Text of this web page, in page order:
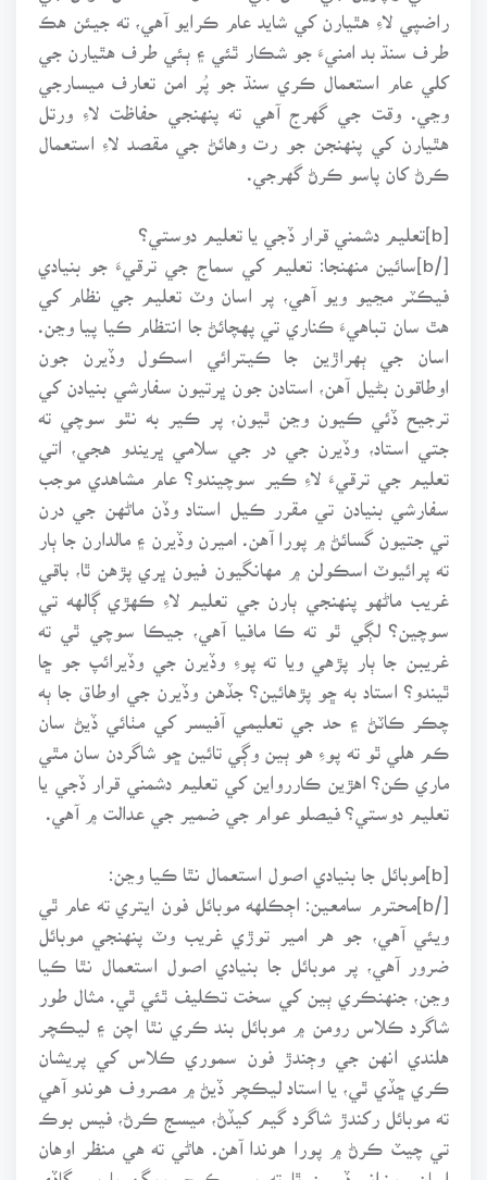
راضپي لاءِ هٿيارن کي شايد عام ڪرايو آهي، ته جيئن هڪ
طرف سنڌ بد امنيءَ جو شڪار ٿئي ۽ ٻئي طرف هٿيارن جي
کلي عام استعمال ڪري سنڌ جو پُر امن تعارف ميسارجي
وڃي. وقت جي گهرج آهي ته پنهنجي حفاظت لاءِ ورتل
هٿيارن کي پنهنجن جو رت وهائڻ جي مقصد لاءِ استعمال
ڪرڻ کان پاسو ڪرڻ گهرجي.
[b]تعليم دشمني قرار ڏجي يا تعليم دوستي؟
[/b]سائين منهنجا: تعليم کي سماج جي ترقيءَ جو بنيادي
فيڪٽر مڃيو ويو آهي، پر اسان وٽ تعليم جي نظام کي
هٿ سان تباهيءَ ڪناري تي پهچائڻ جا انتظام ڪيا پيا وڃن.
اسان جي ٻهراڙين جا ڪيترائي اسڪول وڏيرن جون
اوطاقون بڻيل آهن، استادن جون ڀرتيون سفارشي بنيادن کي
ترجيح ڏئي ڪيون وڃن ٿيون، پر ڪير به نٿو سوچي ته
جتي استاد، وڏيرن جي در جي سلامي ڀريندو هجي، اتي
تعليم جي ترقيءَ لاءِ ڪير سوچيندو؟ عام مشاهدي موجب
سفارشي بنيادن تي مقرر ڪيل استاد وڏن ماڻهن جي درن
تي جتيون گسائڻ ۾ پورا آهن. اميرن وڏيرن ۽ مالدارن جا ٻار
ته پرائيوٽ اسڪولن ۾ مهانگيون فيون ڀري پڙهن ٿا، باقي
غريب ماڻهو پنهنجي ٻارن جي تعليم لاءِ ڪهڙي ڳالهه تي
سوچين؟ لڳي ٿو ته ڪا مافيا آهي، جيڪا سوچي ٿي ته
غريبن جا ٻار پڙهي ويا ته پوءِ وڏيرن جي وڏيرائپ جو ڇا
ٿيندو؟ استاد به ڇو پڙهائين؟ جڏهن وڏيرن جي اوطاق جا ٻه
چڪر ڪاٽڻ ۽ حد جي تعليمي آفيسر کي مٺائي ڏيڻ سان
ڪم هلي ٿو ته پوءِ هو ٻين وڳي تائين ڇو شاگردن سان مٿي
ماري ڪن؟ اهڙين ڪاررواين کي تعليم دشمني قرار ڏجي يا
تعليم دوستي؟ فيصلو عوام جي ضمير جي عدالت ۾ آهي.
[b]موبائل جا بنيادي اصول استعمال نٿا ڪيا وڃن:
[/b]محترم سامعين: اڄڪلهه موبائل فون ايتري ته عام ٿي
ويئي آهي، جو هر امير توڙي غريب وٽ پنهنجي موبائل
ضرور آهي، پر موبائل جا بنيادي اصول استعمال نٿا ڪيا
وڃن، جنهنڪري ٻين کي سخت تڪليف ٿئي ٿي. مثال طور
شاگرد ڪلاس رومن ۾ موبائل بند ڪري نٿا اچن ۽ ليڪچر
هلندي انهن جي وڄندڙ فون سموري ڪلاس کي پريشان
ڪري ڇڏي ٿي، يا استاد ليڪچر ڏيڻ ۾ مصروف هوندو آهي
ته موبائل رکندڙ شاگرد گيم کيڏڻ، ميسج ڪرڻ، فيس بوڪ
تي چيٽ ڪرڻ ۾ پورا هوندا آهن. هاڻي ته هي منظر اوهان
اسان روزانو ڏسون ٿا ته بس، ڪوچ، ويگن يا ٻي گاڏي